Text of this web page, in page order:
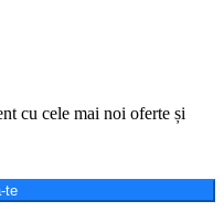
cu cele mai noi oferte și
te